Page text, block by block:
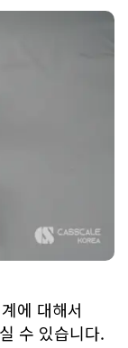
에 대해서
수 있습니다.